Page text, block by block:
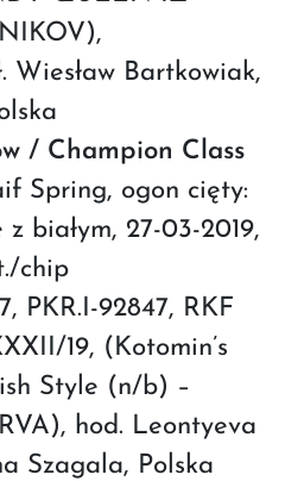
Wiesław Bartkowiak,
/ Champion Class
Spring, ogon cięty:
białym, 27-03-2019,
chip
PKR.I-92847, RKF
19, (Kotomin’s
Style (n/b) –
hod. Leontyeva
Szagala, Polska